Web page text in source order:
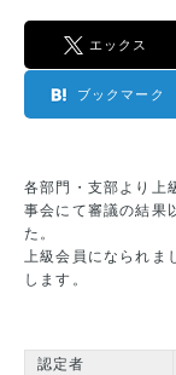
エックス
ブックマーク
各部門・支部より上
事会にて審議の結果
た。
上級会員になられま
します。
認定者